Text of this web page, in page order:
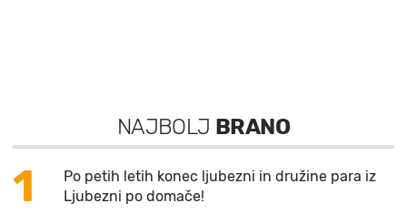
NAJBOLJ BRANO
1
Po petih letih konec ljubezni in družine para iz
Ljubezni po domače!